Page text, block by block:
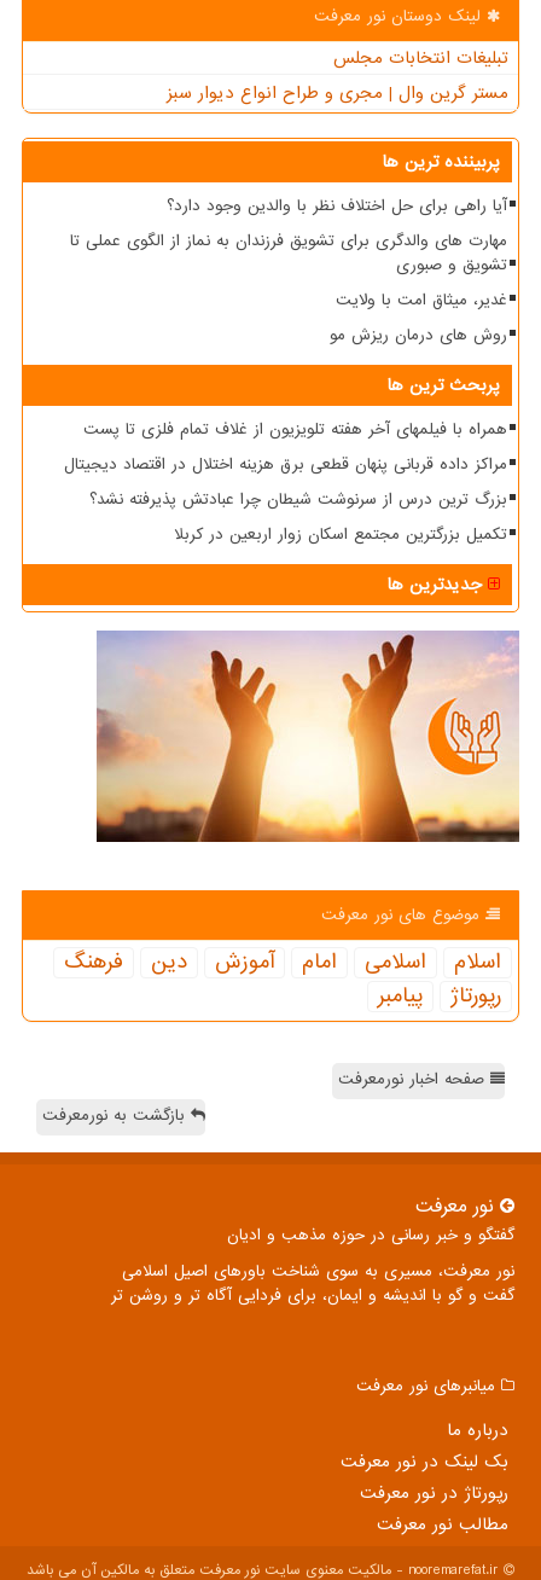
لینک دوستان نور معرفت
تبلیغات انتخابات مجلس
مستر گرین وال | مجری و طراح انواع دیوار سبز
پربیننده ترین ها
آیا راهی برای حل اختلاف نظر با والدین وجود دارد؟
مهارت های والدگری برای تشویق فرزندان به نماز از الگوی عملی تا
تشویق و صبوری
غدیر، میثاق امت با ولایت
روش های درمان ریزش مو
پربحث ترین ها
همراه با فیلمهای آخر هفته تلویزیون از غلاف تمام فلزی تا پست
مراکز داده قربانی پنهان قطعی برق هزینه اختلال در اقتصاد دیجیتال
بزرگ ترین درس از سرنوشت شیطان چرا عبادتش پذیرفته نشد؟
تکمیل بزرگترین مجتمع اسکان زوار اربعین در کربلا
جدیدترین ها
موضوع های نور معرفت
اسلام اسلامی امام آموزش دین
فرهنگ
رپورتاژ
پیامبر
صفحه اخبار نورمعرفت
بازگشت به نورمعرفت
نور معرفت
گفتگو و خبر رسانی در حوزه مذهب و ادیان
نور معرفت، مسیری به سوی شناخت باورهای اصیل اسلامی
گفت و گو با اندیشه و ایمان، برای فردایی آگاه تر و روشن تر
میانبرهای نور معرفت
درباره ما
بک لینک در نور معرفت
رپورتاژ در نور معرفت
مطالب نور معرفت